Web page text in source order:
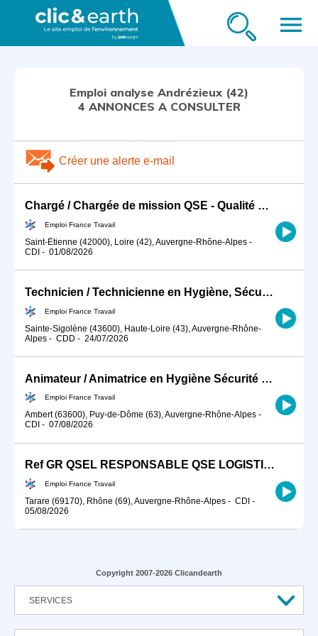
menu
Emploi analyse Andrézieux (42)
4 ANNONCES A CONSULTER
Créer une alerte e-mail
Chargé / Chargée de mission QSE - Qualité Sécurité Environnement (H/F)
Emploi France Travail
Saint-Étienne (42000), Loire (42), Auvergne-Rhône-Alpes -
CDI - 01/08/2026
Technicien / Technicienne en Hygiène, Sécurité, Environnement ind (H/F)
Emploi France Travail
Sainte-Sigolène (43600), Haute-Loire (43), Auvergne-Rhône-
Alpes - CDD - 24/07/2026
Animateur / Animatrice en Hygiène Sécurité Environnement (HSE) (H/F)
Emploi France Travail
Ambert (63600), Puy-de-Dôme (63), Auvergne-Rhône-Alpes -
CDI - 07/08/2026
Ref GR QSEL RESPONSABLE QSE LOGISTIQUE ENTREPOTS (H/F)
Emploi France Travail
Tarare (69170), Rhône (69), Auvergne-Rhône-Alpes - CDI -
05/08/2026
Copyright 2007-2026 Clicandearth
SERVICES